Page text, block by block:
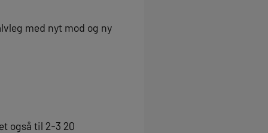
med nyt mod og ny
også til 2-3 20